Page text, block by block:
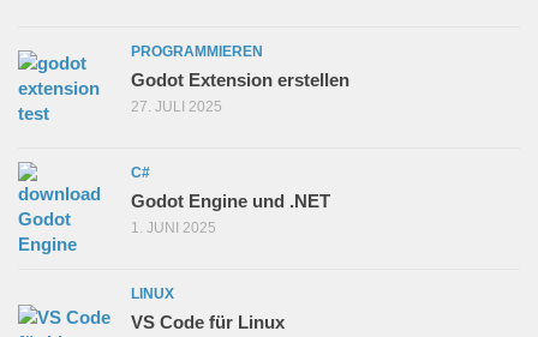
PROGRAMMIEREN
Godot Extension erstellen
27. JULI 2025
C#
Godot Engine und .NET
1. JUNI 2025
LINUX
VS Code für Linux